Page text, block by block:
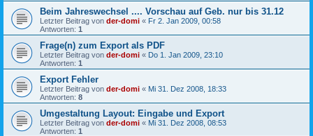
Beim Jahreswechsel .... Vorschau auf Geb. nur bis 31.12
Letzter Beitrag von der-domi « Fr 2. Jan 2009, 00:58
Antworten: 1
Frage(n) zum Export als PDF
Letzter Beitrag von der-domi « Do 1. Jan 2009, 23:10
Antworten: 1
Export Fehler
Letzter Beitrag von der-domi « Mi 31. Dez 2008, 18:33
Antworten: 8
Umgestaltung Layout: Eingabe und Export
Letzter Beitrag von der-domi « Mi 31. Dez 2008, 08:53
Antworten: 1